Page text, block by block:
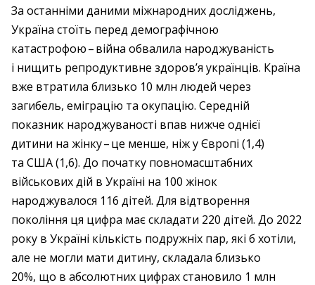
За останніми даними міжнародних досліджень,
Україна стоїть перед демографічною
катастрофою – ​війна обвалила народжуваність
і нищить репродуктивне здоров’я українців. Країна
вже втратила близько 10 млн людей через
загибель, еміграцію та окупацію. Середній
показник народжуваності впав нижче однієї
дитини на жінку – ​це менше, ніж у Європі (1,4)
та США (1,6). До початку повномасштабних
військових дій в Україні на 100 жінок
народжувалося 116 дітей. Для відтворення
покоління ця цифра має складати 220 дітей. До 2022
року в Україні кількість подружніх пар, які б хотіли,
але не могли мати дитину, складала близько
20%, що в абсолютних цифрах становило 1 млн